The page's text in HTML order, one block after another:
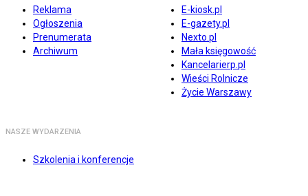
Reklama
Ogłoszenia
Prenumerata
Archiwum
E-kiosk.pl
E-gazety.pl
Nexto.pl
Mała księgowość
Kancelarierp.pl
Wieści Rolnicze
Życie Warszawy
NASZE WYDARZENIA
Szkolenia i konferencje